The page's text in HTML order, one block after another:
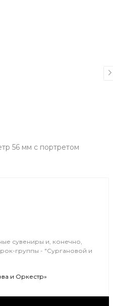
56 мм с портретом
сувениры и, конечно,
группы - "Сургановой и
и Оркестр»